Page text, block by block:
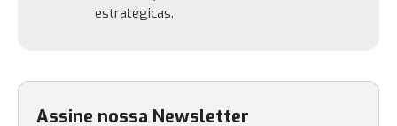
Assine nossa Newsletter
estratégicas.